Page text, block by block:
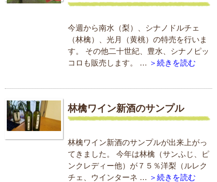
今週から南水（梨）、シナノドルチェ
（林檎）、光月（黄桃）の特売を行いま
す。 その他二十世紀、豊水、シナノピッ
コロも販売します。 … ＞続きを読む
林檎ワイン新酒のサンプル
林檎ワイン新酒のサンプルが出来上がっ
てきました。 今年は林檎（サンふじ、ピ
ンクレディー他）が７５％洋梨（ルレク
チェ、ウインターネ … ＞続きを読む